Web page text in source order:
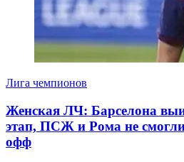
Лига чемпионов
Женская ЛЧ: Барселона
этап, ПСЖ и Рома не
офф